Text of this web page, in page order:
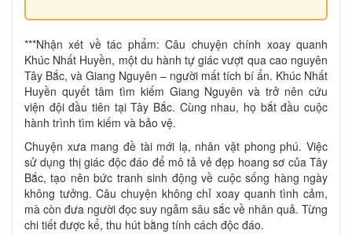
***Nhận xét về tác phẩm: Câu chuyện chính xoay quanh
Khúc Nhất Huyền, một du hành tự giác vượt qua cao nguyên
Tây Bắc, và Giang Nguyên – người mất tích bí ẩn. Khúc Nhất
Huyền quyết tâm tìm kiếm Giang Nguyên và trở nên cứu
viện đội đầu tiên tại Tây Bắc. Cùng nhau, họ bắt đầu cuộc
hành trình tìm kiếm và bảo vệ.
Chuyện xưa mang đề tài mới lạ, nhân vật phong phú. Việc
sử dụng thị giác độc đáo để mô tả vẻ đẹp hoang sơ của Tây
Bắc, tạo nên bức tranh sinh động về cuộc sống hàng ngày
không tưởng. Câu chuyện không chỉ xoay quanh tình cảm,
mà còn đưa người đọc suy ngẫm sâu sắc về nhân quả. Từng
chi tiết được kể, thu hút bằng tính cách độc đáo.